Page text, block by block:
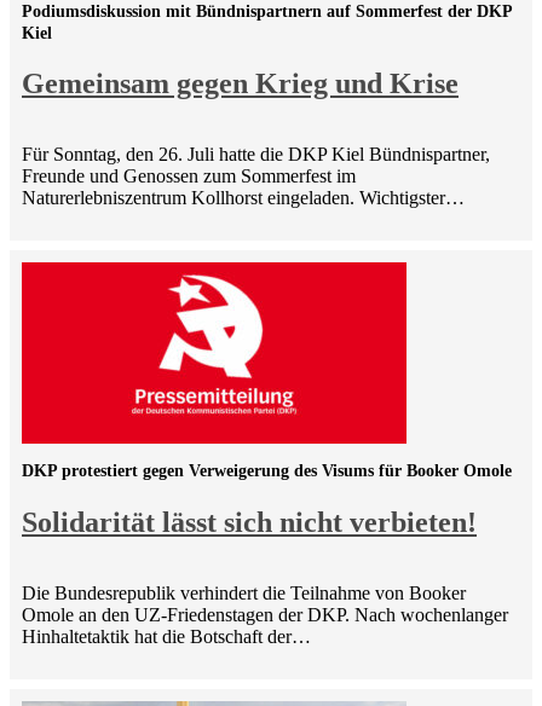
Gemeinsam gegen Krieg und Krise
Podiumsdiskussion mit Bündnispartnern auf Sommerfest der DKP
Kiel
Für Sonntag, den 26. Juli hatte die DKP Kiel Bündnispartner,
Freunde und Genossen zum Sommerfest im
Naturerlebniszentrum Kollhorst eingeladen. Wichtigster…
Solidarität lässt sich nicht verbieten!
DKP protestiert gegen Verweigerung des Visums für Booker Omole
Die Bundesrepublik verhindert die Teilnahme von Booker
Omole an den UZ-Friedenstagen der DKP. Nach wochenlanger
Hinhaltetaktik hat die Botschaft der…